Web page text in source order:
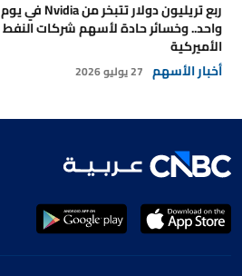
ربع تريليون دولار تتبخر من Nvidia في يوم
واحد.. وخسائر حادة لأسهم شركات النفط
الأميركية
أخبار الأسهم 27 يوليو 2026